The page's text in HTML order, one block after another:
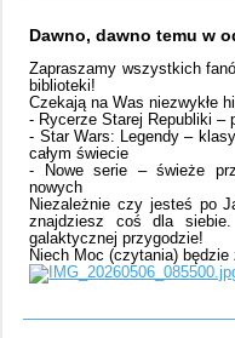
Dawno, dawno temu w
Zapraszamy wszystkich
biblioteki!
Czekają na Was niezwykłe
- Rycerze Starej Republiki –
- Star Wars: Legendy –
całym świecie
- Nowe serie – świeże
nowych
Niezależnie czy jesteś po
znajdziesz coś dla
galaktycznej przygodzie!
Niech Moc (czytania) będzie